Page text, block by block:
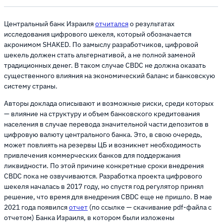
Центральный банк Израиляотчиталсяо результатах
исследования цифрового шекеля, который обозначается
акронимом SHAKED. По замыслу разработчиков, цифровой
шекель должен стать альтернативой, а не полной заменой
традиционных денег. В таком случае CBDC не должна оказать
существенного влияния на экономический баланс и банковскую
систему страны.
Авторы доклада описывают и возможные риски, среди которых
— влияние на структуру и объем банковского кредитования
населения в случае перевода значительной части депозитов в
цифровую валюту центрального банка. Это, в свою очередь,
может повлиять на резервы ЦБ и возникнет необходимость
привлечения коммерческих банков для поддержания
ликвидности. По этой причине конкретные сроки внедрения
CBDC пока не озвучиваются. Разработка проекта цифрового
шекеля началась в 2017 году, но спустя год регулятор принял
решение, что время для внедрения CBDC еще не пришло. В мае
2021 года появилсяотчет (по ссылке — скачивание pdf-файла с
отчетом) Банка Израиля, в котором были изложены